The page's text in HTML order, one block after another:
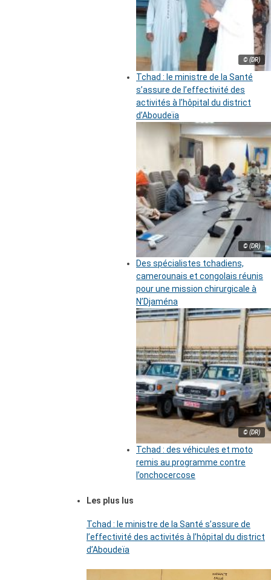
© (DR)
Tchad : le ministre de la Santé
s’assure de l’effectivité des
activités à l’hôpital du district
d’Aboudeïa
© (DR)
Des spécialistes tchadiens,
camerounais et congolais réunis
pour une mission chirurgicale à
N’Djaména
© (DR)
Tchad : des véhicules et moto
remis au programme contre
l’onchocercose
Les plus lus
Tchad : le ministre de la Santé s’assure de
l’effectivité des activités à l’hôpital du district
d’Aboudeïa